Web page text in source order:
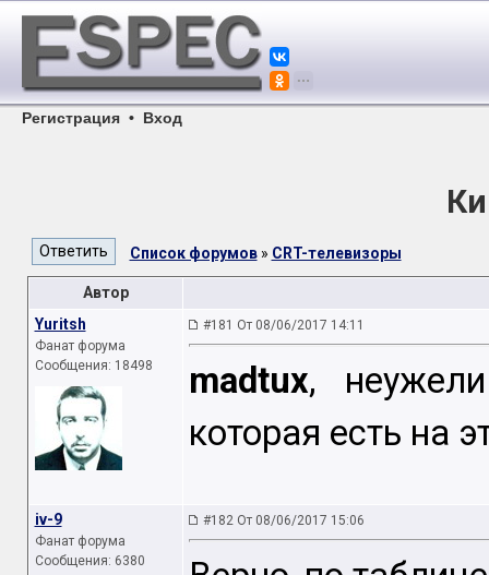
Регистрация • Вход
Список форумов» CRT-телевизоры
Автор
Yuritsh
Фанат форума
Сообщения: 18498
#181 От 08/06/2017 14:11
madtux,
которая есть на
iv-9
Фанат форума
Сообщения: 6380
#182 От 08/06/2017 15:06